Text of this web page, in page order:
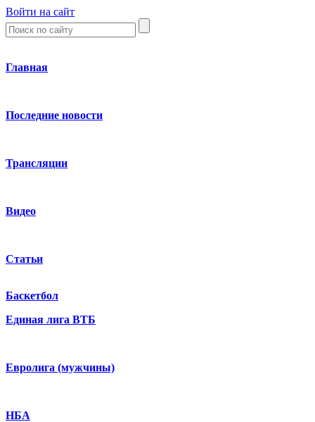
Войти на сайт
Главная
Последние новости
Трансляции
Видео
Статьи
Баскетбол
Единая лига ВТБ
Евролига (мужчины)
НБА